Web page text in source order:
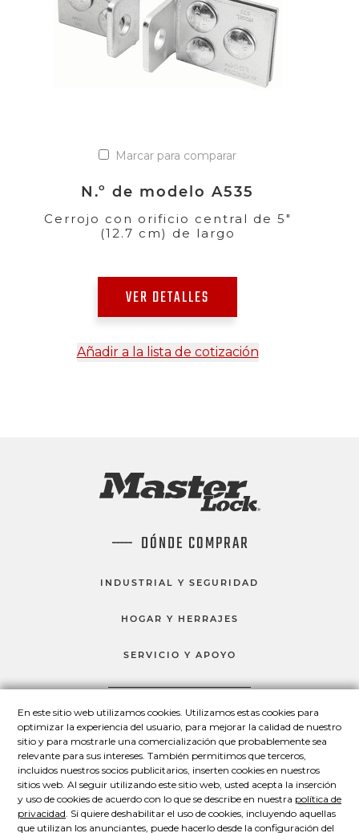
En este sitio web utilizamos cookies. Utilizamos estas cookies para
optimizar la experiencia del usuario, para mejorar la calidad de nuestro
sitio y para mostrarle una comercialización que probablemente sea
relevante para sus intereses. También permitimos que terceros,
incluidos nuestros socios publicitarios, inserten cookies en nuestros
sitios web. Al seguir utilizando este sitio web, usted acepta la inserción
y uso de cookies de acuerdo con lo que se describe en nuestra política de
privacidad. Si quiere deshabilitar el uso de cookies, incluyendo aquellas
que utilizan los anunciantes, puede hacerlo desde la configuración del
Marcar para comparar
N.º de modelo A535
Cerrojo con orificio central de 5"
(12.7 cm) de largo
VER DETALLES
Añadir a la lista de cotización
DÓNDE COMPRAR
INDUSTRIAL Y SEGURIDAD
HOGAR Y HERRAJES
SERVICIO Y APOYO
HABLEMOS
Master Lock en Facebook
Master Lock en LinkedIn
Master Lock en Twitter
Master Lock en
© 2026 Master Lock Company LLC.